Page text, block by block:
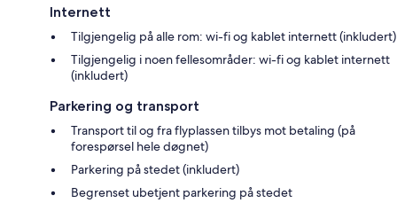
Internett
Tilgjengelig på alle rom: wi-fi og kablet internett (inkludert)
Tilgjengelig i noen fellesområder: wi-fi og kablet internett
(inkludert)
Parkering og transport
Transport til og fra flyplassen tilbys mot betaling (på
forespørsel hele døgnet)
Parkering på stedet (inkludert)
Begrenset ubetjent parkering på stedet